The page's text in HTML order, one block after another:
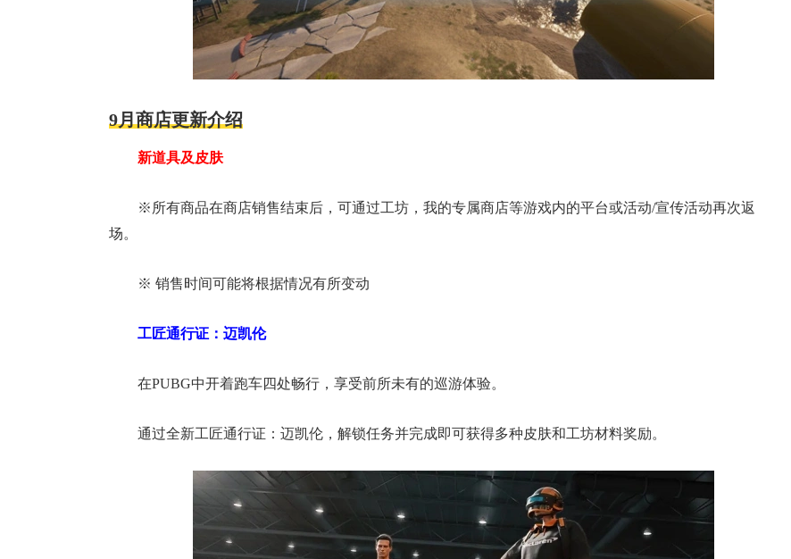
9月商店更新介绍
新道具及皮肤
※所有商品在商店销售结束后，可通过工坊，我的专属商店等游戏内的平台或活动/宣传活动再次返
场。
※ 销售时间可能将根据情况有所变动
工匠通行证：迈凯伦
在PUBG中开着跑车四处畅行，享受前所未有的巡游体验。
通过全新工匠通行证：迈凯伦，解锁任务并完成即可获得多种皮肤和工坊材料奖励。
17周年庆典 争霸赛大区火
爆开启
一看吓一跳：雷死人不偿命
的囧图集（1170）